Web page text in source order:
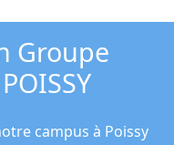
Groupe
campus à Poissy